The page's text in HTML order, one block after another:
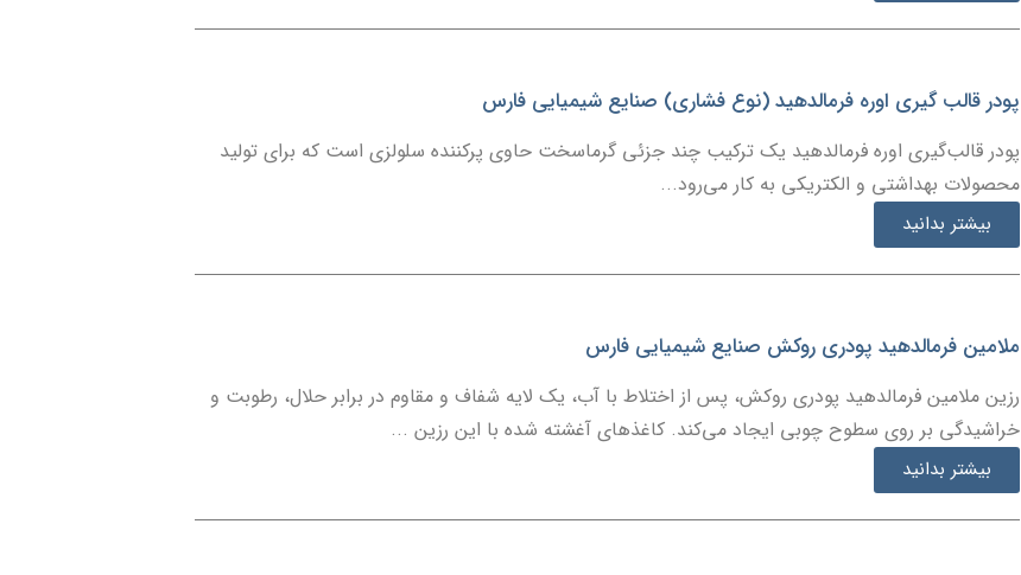
پودر قالب گیری اوره فرمالدهید (نوع فشاری) صنایع شیمیایی فارس
پودر قالب‌گیری اوره فرمالدهید یک ترکیب چند جزئی گرماسخت حاوی پرکننده سلولزی است که برای تولید
محصولات بهداشتی و الکتریکی به کار می‌رود...
بیشتر بدانید
ملامین فرمالدهید پودری روکش صنایع شیمیایی فارس
رزین ملامین فرمالدهید پودری روکش، پس از اختلاط با آب، یک لایه شفاف و مقاوم در برابر حلال، رطوبت و
خراشیدگی بر روی سطوح چوبی ایجاد می‌کند. کاغذهای آغشته شده با این رزین ...
بیشتر بدانید